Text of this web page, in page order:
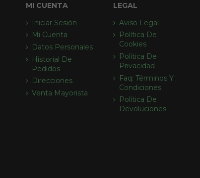
MI CUENTA
Iniciar Sesión
Mi Cuenta
Datos Personales
Historial De
Pedidos
Direcciones
Venta Mayorista
LEGAL
Aviso Legal
Política De
Cookies
Política De
Privacidad
Faq: Términos Y
Condiciones
Política De
Devoluciones